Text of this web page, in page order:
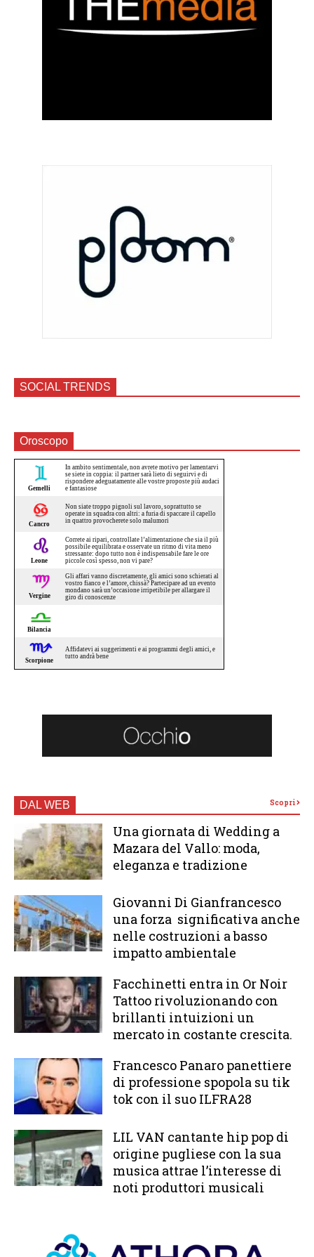
SOCIAL TRENDS
Oroscopo
DAL WEB Scopri
Una giornata di Wedding a
Mazara del Vallo: moda,
eleganza e tradizione
Giovanni Di Gianfrancesco
una forza significativa anche
nelle costruzioni a basso
impatto ambientale
Facchinetti entra in Or Noir
Tattoo rivoluzionando con
brillanti intuizioni un
mercato in costante crescita.
Francesco Panaro panettiere
di professione spopola su tik
tok con il suo ILFRA28
LIL VAN cantante hip pop di
origine pugliese con la sua
musica attrae l’interesse di
noti produttori musicali